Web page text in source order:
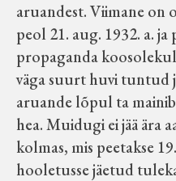
aruandest. Viimane
peol 21. aug. 1932. a.
propaganda
väga suurt huvi tuntud
aruande lõpul ta
hea. Muidugi ei jää ära
kolmas, mis peetakse
hooletusse jäetud